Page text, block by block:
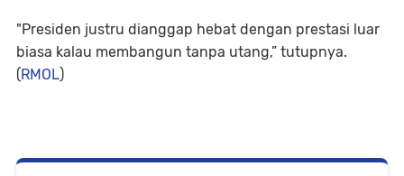
"Presiden justru dianggap hebat dengan prestasi luar
biasa kalau membangun tanpa utang,” tutupnya.
(RMOL)